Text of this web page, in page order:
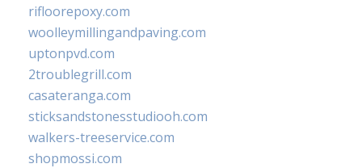
rifloorepoxy.com
woolleymillingandpaving.com
uptonpvd.com
2troublegrill.com
casateranga.com
sticksandstonesstudiooh.com
walkers-treeservice.com
shopmossi.com